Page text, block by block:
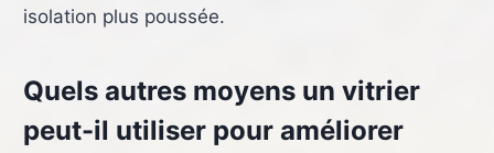
isolation plus poussée.
Quels autres moyens un vitrier
peut-il utiliser pour améliorer